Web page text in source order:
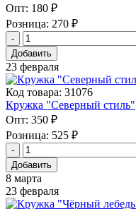
Опт: 180 ₽
Розница: 270 ₽
Добавить
23 февраля
Код товара: 31076
Кружка "Северный стиль"
Опт: 350 ₽
Розница: 525 ₽
Добавить
8 марта
23 февраля